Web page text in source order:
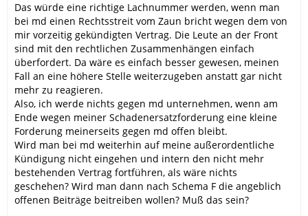
Das würde eine richtige Lachnummer werden, wenn man
bei md einen Rechtsstreit vom Zaun bricht wegen dem von
mir vorzeitig gekündigten Vertrag. Die Leute an der Front
sind mit den rechtlichen Zusammenhängen einfach
überfordert. Da wäre es einfach besser gewesen, meinen
Fall an eine höhere Stelle weiterzugeben anstatt gar nicht
mehr zu reagieren.
Also, ich werde nichts gegen md unternehmen, wenn am
Ende wegen meiner Schadenersatzforderung eine kleine
Forderung meinerseits gegen md offen bleibt.
Wird man bei md weiterhin auf meine außerordentliche
Kündigung nicht eingehen und intern den nicht mehr
bestehenden Vertrag fortführen, als wäre nichts
geschehen? Wird man dann nach Schema F die angeblich
offenen Beiträge beitreiben wollen? Muß das sein?